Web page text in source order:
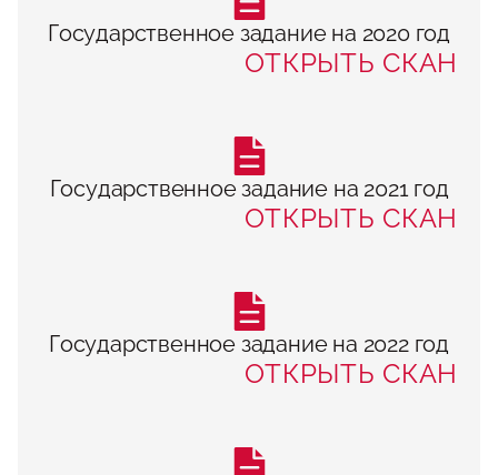
Государственное задание на 2020 год
ОТКРЫТЬ СКАН
Государственное задание на 2021 год
ОТКРЫТЬ СКАН
Государственное задание на 2022 год
ОТКРЫТЬ СКАН